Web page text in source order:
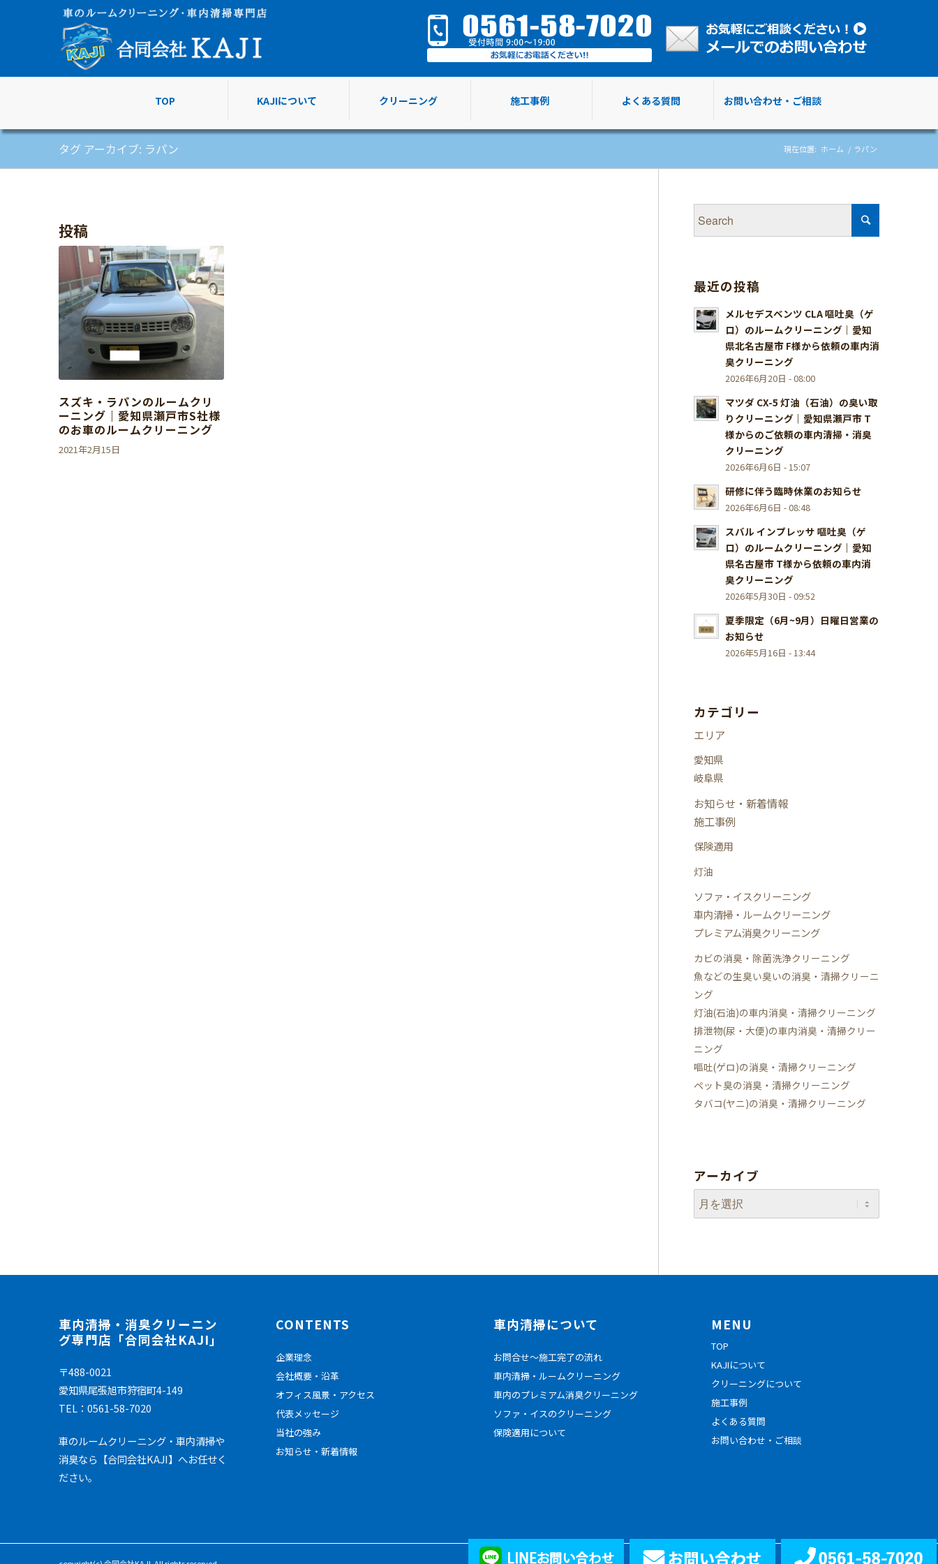
TOP KAJIについて クリーニング 施工事例 よくある質問 お問い合わせ・ご相談
タグ アーカイブ: ラパン 現在位置: ホーム / ラパン
投稿
スズキ・ラパンのルームクリ
ーニング｜愛知県瀬戸市S社様
のお車のルームクリーニング
2021年2月15日
最近の投稿
メルセデスベンツ CLA 嘔吐臭（ゲ
ロ）のルームクリーニング｜愛知
県北名古屋市 F様から依頼の車内消
臭クリーニング
2026年6月20日 - 08:00
マツダ CX-5 灯油（石油）の臭い取
りクリーニング｜愛知県瀬戸市 T
様からのご依頼の車内清掃・消臭
クリーニング
2026年6月6日 - 15:07
研修に伴う臨時休業のお知らせ
2026年6月6日 - 08:48
スバル インプレッサ 嘔吐臭（ゲ
ロ）のルームクリーニング｜愛知
県名古屋市 T様から依頼の車内消
臭クリーニング
2026年5月30日 - 09:52
夏季限定（6月~9月）日曜日営業の
お知らせ
2026年5月16日 - 13:44
カテゴリー
エリア
愛知県
岐阜県
お知らせ・新着情報
施工事例
保険適用
灯油
ソファ・イスクリーニング
車内清掃・ルームクリーニング
プレミアム消臭クリーニング
カビの消臭・除菌洗浄クリーニング
魚などの生臭い臭いの消臭・清掃クリーニ
ング
灯油(石油)の車内消臭・清掃クリーニング
排泄物(尿・大便)の車内消臭・清掃クリー
ニング
嘔吐(ゲロ)の消臭・清掃クリーニング
ペット臭の消臭・清掃クリーニング
タバコ(ヤニ)の消臭・清掃クリーニング
アーカイブ
車内清掃・消臭クリーニン
グ専門店「合同会社KAJI」
〒488-0021
愛知県尾張旭市狩宿町4-149
TEL：0561-58-7020
車のルームクリーニング・車内清掃や
消臭なら【合同会社KAJI】へお任せく
ださい。
CONTENTS
企業理念
会社概要・沿革
オフィス風景・アクセス
代表メッセージ
当社の強み
お知らせ・新着情報
車内清掃について
お問合せ～施工完了の流れ
車内清掃・ルームクリーニング
車内のプレミアム消臭クリーニング
ソファ・イスのクリーニング
保険適用について
MENU
TOP
KAJIについて
クリーニングについて
施工事例
よくある質問
お問い合わせ・ご相談